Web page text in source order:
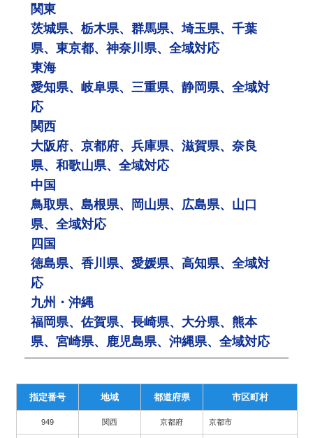
関東
茨城県、栃木県、群馬県、埼玉県、千葉
県、東京都、神奈川県、全域対応
東海
愛知県、岐阜県、三重県、静岡県、全域対
応
関西
大阪府、京都府、兵庫県、滋賀県、奈良
県、和歌山県、全域対応
中国
鳥取県、島根県、岡山県、広島県、山口
県、全域対応
四国
徳島県、香川県、愛媛県、高知県、全域対
応
九州・沖縄
福岡県、佐賀県、長崎県、大分県、熊本
県、宮崎県、鹿児島県、沖縄県、全域対応
指定番号 地域 都道府県 市区町村
949 関西 京都府 京都市